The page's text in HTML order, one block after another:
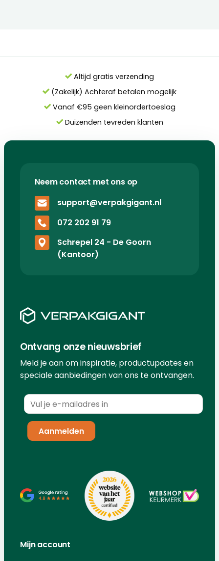
Altijd gratis verzending
(Zakelijk) Achteraf betalen mogelijk
Vanaf €95 geen kleinordertoeslag
Duizenden tevreden klanten
Neem contact met ons op
support@verpakgigant.nl
072 202 91 79
Schrepel 24 - De Goorn
(Kantoor)
Ontvang onze nieuwsbrief
Meld je aan om inspiratie, productupdates en
speciale aanbiedingen van ons te ontvangen.
Mijn account